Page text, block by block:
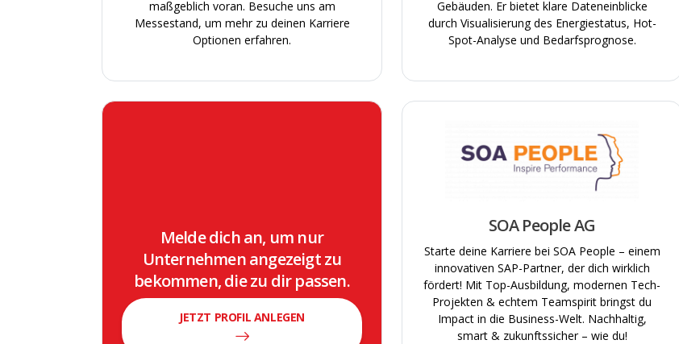
Sonstige Dienstleistungen
Flexible Arbeitszeiten/
Fully Remote Jobs
Gratis Getränke
Homeoffice-Optionen
Mitarbeiter:innen
Mitarbeiterdarlehen
Mitarbeiterrabatte/-
maßgeblich voran. Besuche uns am
Messestand, um mehr zu deinen Karriere
Optionen erfahren.
Gebäuden. Er bietet klare Dateneinblicke
durch Visualisierung des Energiestatus, Hot-
Spot-Analyse und Bedarfsprognose.
Melde dich an, um nur
Unternehmen angezeigt zu
bekommen, die zu dir passen.
JETZT PROFIL ANLEGEN
SOA People AG
Starte deine Karriere bei SOA People – einem
innovativen SAP-Partner, der dich wirklich
fördert! Mit Top-Ausbildung, modernen Tech-
Projekten & echtem Teamspirit bringst du
Impact in die Business-Welt. Nachhaltig,
smart & zukunftssicher – wie du!